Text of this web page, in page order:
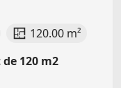
120.00 m²
120 m2